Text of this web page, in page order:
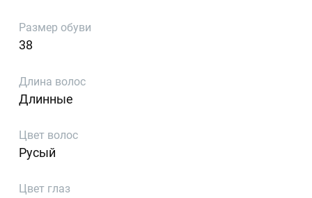
Размер обуви
38
Длина волос
Длинные
Цвет волос
Русый
Цвет глаз